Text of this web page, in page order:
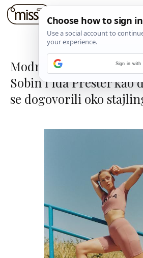
Modno usklađeni Slavko
Sobin i Ida Prester kao
se dogovorili oko
Sign in with